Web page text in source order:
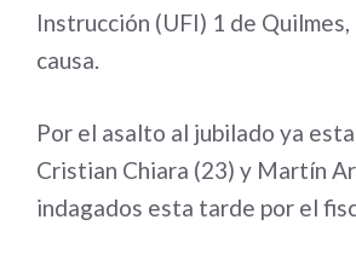
Instrucción (UFI) 1 de Quilmes,
causa.
Por el asalto al jubilado ya
Cristian Chiara (23) y Martín
indagados esta tarde por el